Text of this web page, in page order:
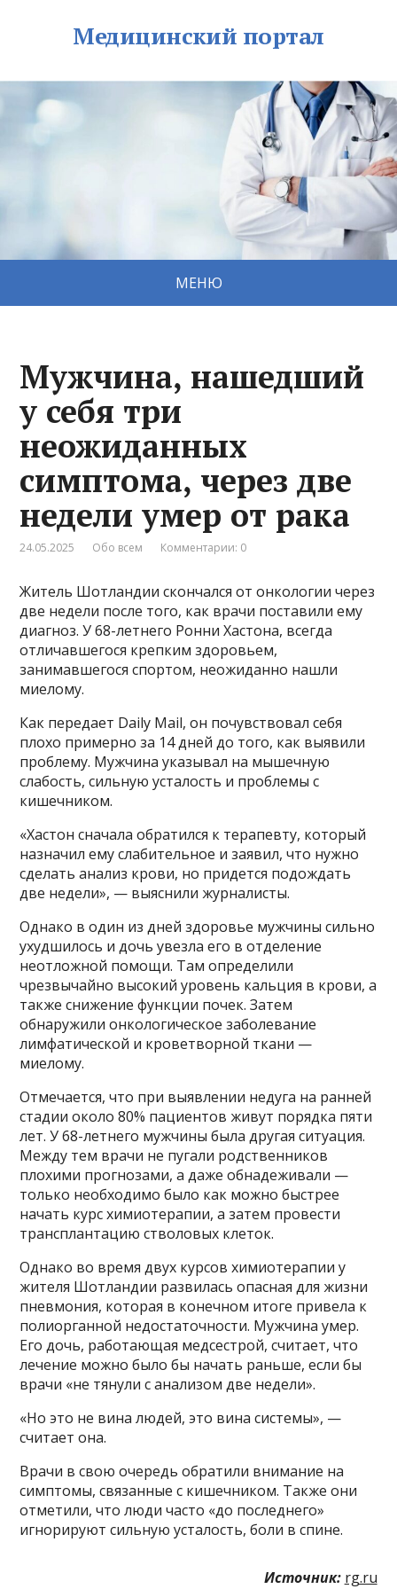
Медицинский портал
МЕНЮ
Мужчина, нашедший
у себя три
неожиданных
симптома, через две
недели умер от рака
24.05.2025 Обо всем Комментарии: 0
Житель Шотландии скончался от онкологии через
две недели после того, как врачи поставили ему
диагноз. У 68-летнего Ронни Хастона, всегда
отличавшегося крепким здоровьем,
занимавшегося спортом, неожиданно нашли
миелому.
Как передает Daily Mail, он почувствовал себя
плохо примерно за 14 дней до того, как выявили
проблему. Мужчина указывал на мышечную
слабость, сильную усталость и проблемы с
кишечником.
«Хастон сначала обратился к терапевту, который
назначил ему слабительное и заявил, что нужно
сделать анализ крови, но придется подождать
две недели», — выяснили журналисты.
Однако в один из дней здоровье мужчины сильно
ухудшилось и дочь увезла его в отделение
неотложной помощи. Там определили
чрезвычайно высокий уровень кальция в крови, а
также снижение функции почек. Затем
обнаружили онкологическое заболевание
лимфатической и кроветворной ткани —
миелому.
Отмечается, что при выявлении недуга на ранней
стадии около 80% пациентов живут порядка пяти
лет. У 68-летнего мужчины была другая ситуация.
Между тем врачи не пугали родственников
плохими прогнозами, а даже обнадеживали —
только необходимо было как можно быстрее
начать курс химиотерапии, а затем провести
трансплантацию стволовых клеток.
Однако во время двух курсов химиотерапии у
жителя Шотландии развилась опасная для жизни
пневмония, которая в конечном итоге привела к
полиорганной недостаточности. Мужчина умер.
Его дочь, работающая медсестрой, считает, что
лечение можно было бы начать раньше, если бы
врачи «не тянули с анализом две недели».
«Но это не вина людей, это вина системы», —
считает она.
Врачи в свою очередь обратили внимание на
симптомы, связанные с кишечником. Также они
отметили, что люди часто «до последнего»
игнорируют сильную усталость, боли в спине.
Источник: rg.ru